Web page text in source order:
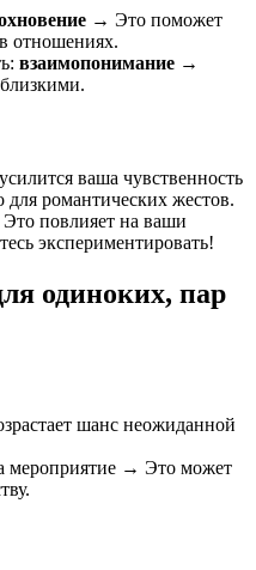
→ Это поможет
отношениях.
взаимопонимание →
ваша чувственность
для романтических жестов.
повлияет на ваши
экспериментировать!
одиноких, пар
шанс неожиданной
мероприятие → Это может